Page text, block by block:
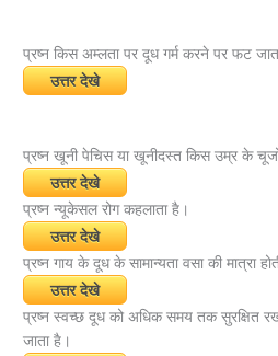
प्रष्न किस अम्लता पर दूध गर्म करने पर फट
उत्तर देखे
प्रष्न खूनी पेचिस या खूनीदस्त किस उम्र के
उत्तर देखे
प्रष्न न्यूकेसल रोग कहलाता है।
उत्तर देखे
प्रष्न गाय के दूध के सामान्यता वसा की मात्रा
उत्तर देखे
प्रष्न स्वच्छ दूध को अधिक समय तक सुरक्षित
जाता है।